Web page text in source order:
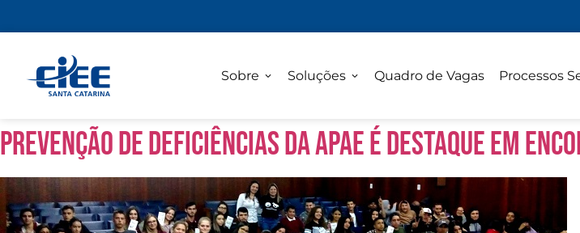
Sobre Soluções Quadro de Vagas Processos
Prevenção de Deficiências da APAE é destaque em